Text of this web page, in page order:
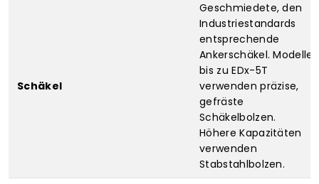
Schäkel
Geschmiedete, den
Industriestandards
entsprechende
Ankerschäkel. Modelle
bis zu EDx-5T
verwenden präzise,
gefräste
Schäkelbolzen.
Höhere Kapazitäten
verwenden
Stabstahlbolzen.